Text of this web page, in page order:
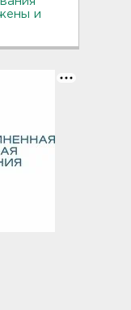
и